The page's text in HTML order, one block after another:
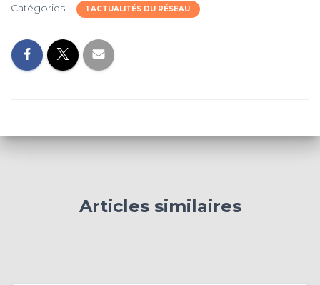
Catégories : 1 ACTUALITÉS DU RÉSEAU
Articles similaires